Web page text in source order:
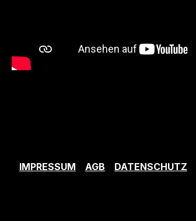
IMPRESSUM AGB DATENSCHUTZ